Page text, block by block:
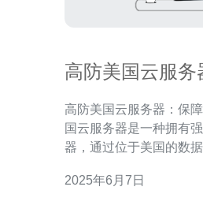
高防美国云服务
高防美国云服务器：保障您
国云服务器是一种拥有
器，通过位于美国的数
确保您的网站稳定运行。 在当今互联网时代，网站安
2025年6月7日